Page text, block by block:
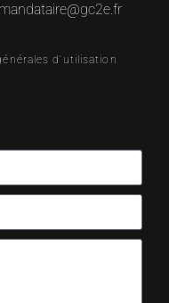
d'utilisation